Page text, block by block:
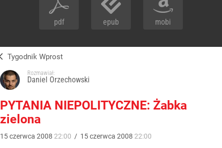
pdf epub mobi
Tygodnik Wprost
Rozmawiał:
Daniel Orzechowski
PYTANIA NIEPOLITYCZNE: Żabka
zielona
15czerwca 2008 22:00 / 15czerwca 2008 22:00